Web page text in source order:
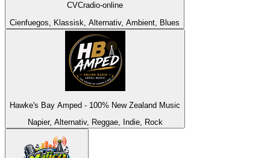
CVCradio-online
Cienfuegos, Klassisk, Alternativ, Ambient, Blues
Hawke's Bay Amped - 100% New Zealand Music
Napier, Alternativ, Reggae, Indie, Rock